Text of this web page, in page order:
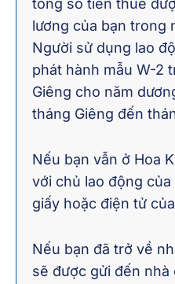
tổng số tiền thuế
lương của bạn trong
Người sử dụng lao
phát hành mẫu W-2
Giêng cho năm
tháng Giêng đến
Nếu bạn vẫn ở Hoa
với chủ lao động
giấy hoặc điện tử
Nếu bạn đã trở về
sẽ được gửi đến nhà